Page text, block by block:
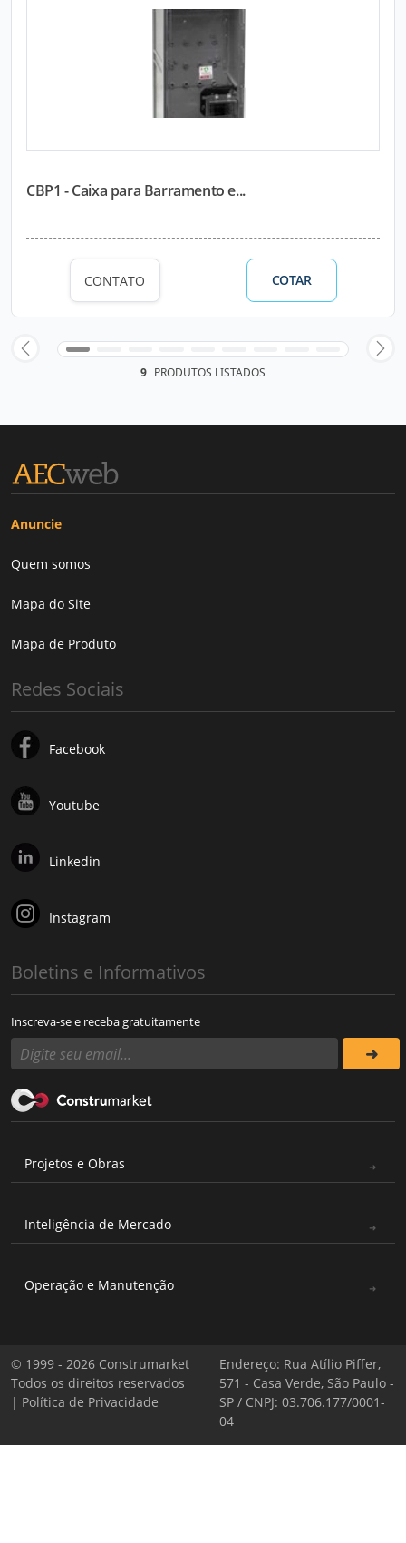
CBP1 - Caixa para Barramento e...
CONTATO COTAR
9 PRODUTOS LISTADOS
Anuncie
Quem somos
Mapa do Site
Mapa de Produto
Redes Sociais
Facebook
Youtube
Linkedin
Instagram
Boletins e Informativos
Inscreva-se e receba gratuitamente
Projetos e Obras
Inteligência de Mercado
Operação e Manutenção
© 1999 - 2026 Construmarket
Todos os direitos reservados
| Política de Privacidade
Endereço: Rua Atílio Piffer,
571 - Casa Verde, São Paulo -
SP / CNPJ: 03.706.177/0001-
04